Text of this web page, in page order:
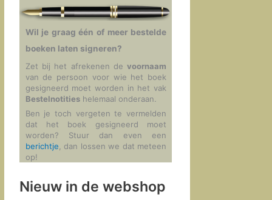
Wil je graag één of meer bestelde
boeken laten signeren?
Zet bij het afrekenen devoornaam
van de persoon voor wie het boek
gesigneerd moet worden in het vak
Bestelnotitieshelemaal onderaan.
Ben je toch vergeten te vermelden
dat het boek gesigneerd moet
worden? Stuur dan even een
berichtje , dan lossen we dat meteen
op!
Nieuw in de webshop